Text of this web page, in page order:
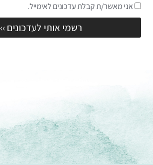
שדה
הסכמה
אני מאשר/ת קבלת עדכונים לאימייל.
רשמי אותי לעדכונים ››